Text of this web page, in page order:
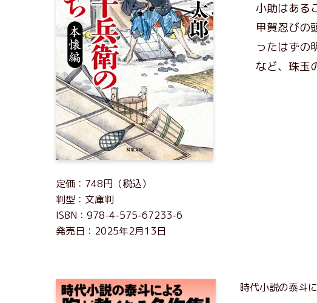
定価：748円（税込）
判型：文庫判
ISBN：978-4-575-67233-6
発売日：2025年2月13日
小助はある
甲賀忍びの
ったはずの
など、珠玉
時代小説の泰斗